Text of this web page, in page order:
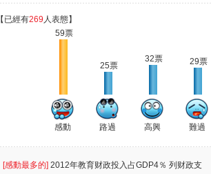
【已經有269 人表態】
59票
感動
25票
路過
32票
高興
29票
難過
[感動最多的] 2012年教育财政投入占GDP4％ 列财政支